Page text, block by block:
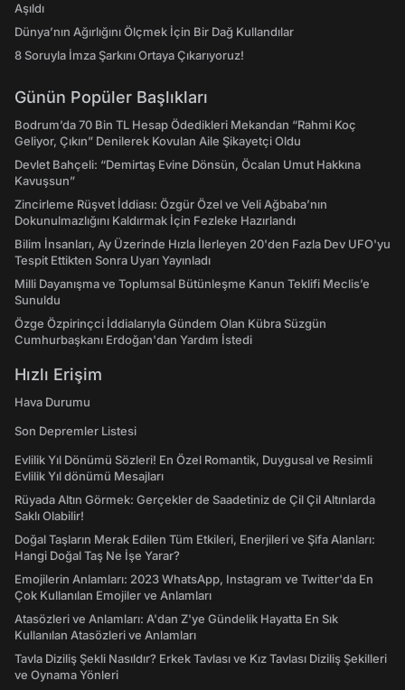
Aşıldı
Dünya’nın Ağırlığını Ölçmek İçin Bir Dağ Kullandılar
8 Soruyla İmza Şarkını Ortaya Çıkarıyoruz!
Günün Popüler Başlıkları
Bodrum’da 70 Bin TL Hesap Ödedikleri Mekandan “Rahmi Koç
Geliyor, Çıkın” Denilerek Kovulan Aile Şikayetçi Oldu
Devlet Bahçeli: “Demirtaş Evine Dönsün, Öcalan Umut Hakkına
Kavuşsun”
Zincirleme Rüşvet İddiası: Özgür Özel ve Veli Ağbaba’nın
Dokunulmazlığını Kaldırmak İçin Fezleke Hazırlandı
Bilim İnsanları, Ay Üzerinde Hızla İlerleyen 20'den Fazla Dev UFO'yu
Tespit Ettikten Sonra Uyarı Yayınladı
Milli Dayanışma ve Toplumsal Bütünleşme Kanun Teklifi Meclis’e
Sunuldu
Özge Özpirinçci İddialarıyla Gündem Olan Kübra Süzgün
Cumhurbaşkanı Erdoğan'dan Yardım İstedi
Hızlı Erişim
Hava Durumu
Son Depremler Listesi
Evlilik Yıl Dönümü Sözleri! En Özel Romantik, Duygusal ve Resimli
Evlilik Yıl dönümü Mesajları
Rüyada Altın Görmek: Gerçekler de Saadetiniz de Çil Çil Altınlarda
Saklı Olabilir!
Doğal Taşların Merak Edilen Tüm Etkileri, Enerjileri ve Şifa Alanları:
Hangi Doğal Taş Ne İşe Yarar?
Emojilerin Anlamları: 2023 WhatsApp, Instagram ve Twitter'da En
Çok Kullanılan Emojiler ve Anlamları
Atasözleri ve Anlamları: A'dan Z'ye Gündelik Hayatta En Sık
Kullanılan Atasözleri ve Anlamları
Tavla Diziliş Şekli Nasıldır? Erkek Tavlası ve Kız Tavlası Diziliş Şekilleri
ve Oynama Yönleri